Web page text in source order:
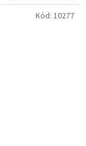
Kód: 10277